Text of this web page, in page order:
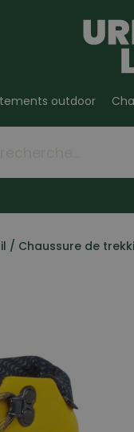
outdoor
/ Chaussure de